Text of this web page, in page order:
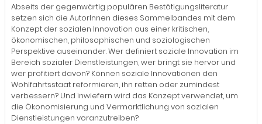
Abseits der gegenwärtig populären Bestätigungs­literatur
setzen sich die AutorInnen dieses Sammelbandes mit dem
Konzept der sozialen Innovation aus einer kritischen,
ökonomischen, philosophischen und soziologischen
Perspektive auseinander. Wer definiert soziale Innovation im
Bereich sozialer Dienstleistungen, wer bringt sie hervor und
wer profitiert davon? Können soziale Innovationen den
Wohlfahrtsstaat reformieren, ihn retten oder zumindest
verbessern? Und inwiefern wird das Konzept verwendet, um
die Ökonomisierung und Vermarktlichung von sozialen
Dienstleistungen voranzutreiben?